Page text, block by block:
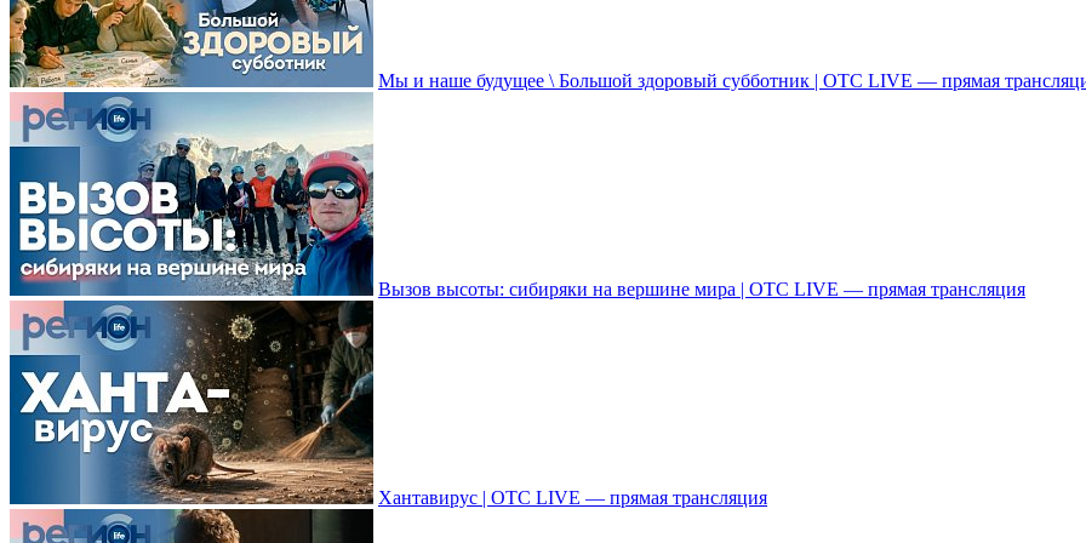
Мы и наше будущее \ Большой здоровый субботник | ОТС LIVE — прямая
Вызов высоты: сибиряки на вершине мира | ОТС LIVE — прямая трансляция
Хантавирус | ОТС LIVE — прямая трансляция